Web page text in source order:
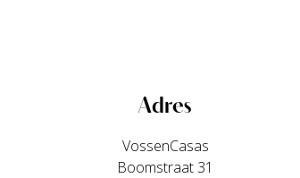
Adres
VossenCasas
Boomstraat 31